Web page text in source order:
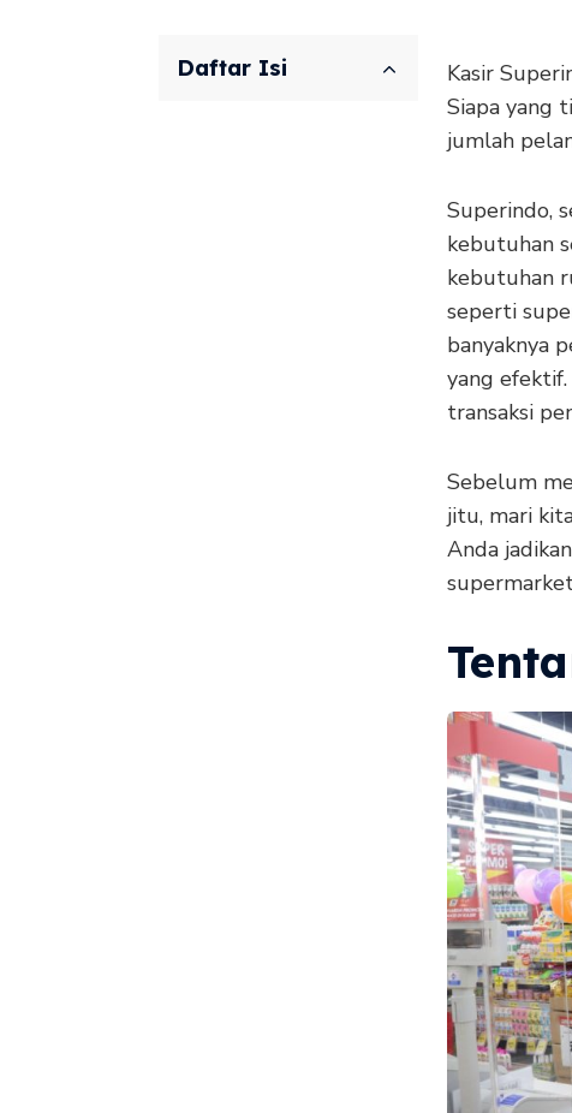
Daftar Isi
Kasir
Siapa yang
jumlah
Superindo,
kebutuhan
kebutuhan
seperti
banyaknya
yang
transaksi
Sebelum
jitu, mari
Anda